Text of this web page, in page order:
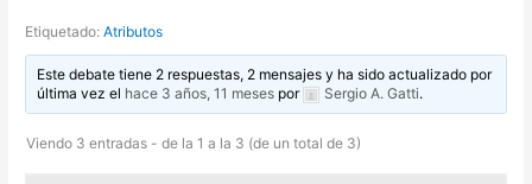
Etiquetado:Atributos
Este debate tiene 2 respuestas, 2 mensajes y ha sido actualizado por
última vez el hace 3 años, 11 meses por Sergio A. Gatti.
Viendo 3 entradas - de la 1 a la 3 (de un total de 3)